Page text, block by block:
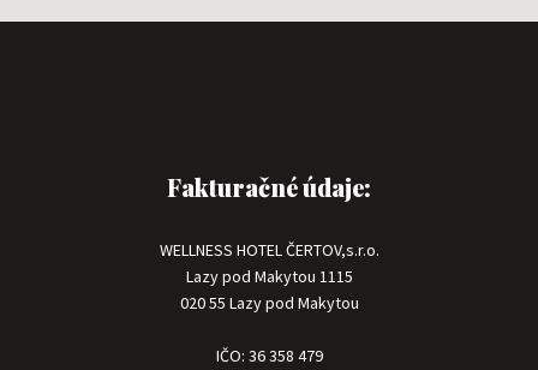
Fakturačné údaje:
WELLNESS HOTEL ČERTOV,s.r.o.
Lazy pod Makytou 1115
020 55 Lazy pod Makytou
IČO: 36 358 479